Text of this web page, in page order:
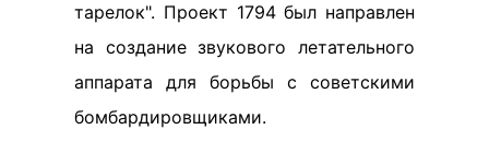
тарелок". Проект 1794 был направлен
на создание звукового летательного
аппарата для борьбы с советскими
бомбардировщиками.